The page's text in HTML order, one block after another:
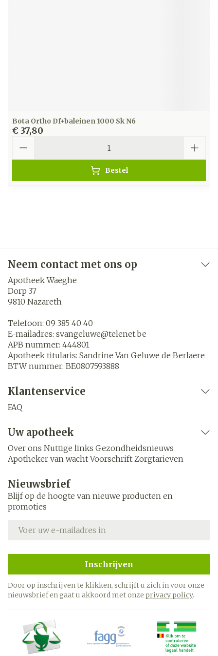
Bota Ortho Df+baleinen 1000 Sk N6
€ 37,80
Bestel
Neem contact met ons op
Apotheek Waeghe
Dorp 37
9810 Nazareth
Telefoon: 09 385 40 40
E-mailadres: svangeluwe@telenet.be
APB nummer: 444801
Apotheek titularis: Sandrine Van Geluwe de Berlaere
BTW nummer: BE0807593888
Klantenservice
FAQ
Uw apotheek
Over ons Nuttige links Gezondheidsnieuws
Apotheker van wacht Voorschrift Zorgtarieven
Nieuwsbrief
Blijf op de hoogte van nieuwe producten en
promoties
Inschrijven
Door op inschrijven te klikken, schrijft u zich in voor onze
nieuwsbrief en gaat u akkoord met onze privacy policy.